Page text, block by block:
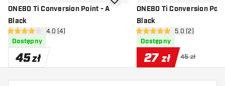
ONE80 Ti Conversion Point - A
Black
otwórz panel recenzji
4 gwiazdki oceny4.0 (4)
Dostępny
45zł
dodaj do listy życzeń
ONE80 Ti Conversion
Black
otwórz panel
5 gwiazdki oceny5.0 (2)
Dostępny
27 zł 45 zł